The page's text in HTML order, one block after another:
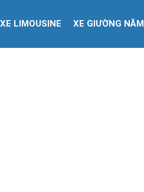
XE LIMOUSINE XE GIƯỜNG NẰM